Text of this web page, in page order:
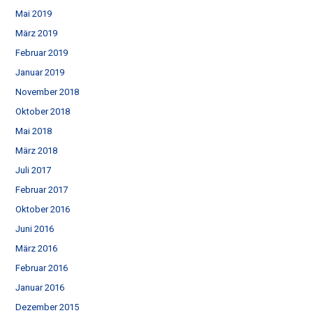
Mai 2019
März 2019
Februar 2019
Januar 2019
November 2018
Oktober 2018
Mai 2018
März 2018
Juli 2017
Februar 2017
Oktober 2016
Juni 2016
März 2016
Februar 2016
Januar 2016
Dezember 2015